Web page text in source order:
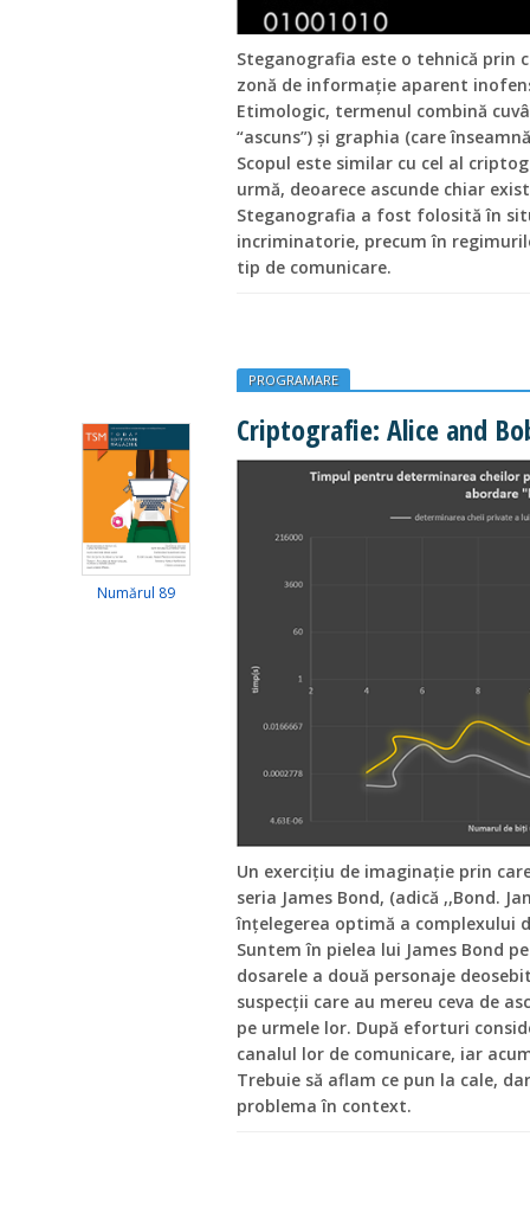
Steganografia este o tehnică prin
zonă de informație aparent
Etimologic, termenul combină
“ascuns”) și graphia (care
Scopul este similar cu cel al
urmă, deoarece ascunde chiar
Steganografia a fost folosită în
incriminatorie, precum în
tip de comunicare.
Numărul 89
PROGRAMARE
Criptografie: Alice and
Un exercițiu de imaginație prin
seria James Bond, (adică ,,Bond.
înțelegerea optimă a complexului
Suntem în pielea lui James Bond
dosarele a două personaje
suspecții care au mereu ceva de
pe urmele lor. După eforturi
canalul lor de comunicare, iar
Trebuie să aflam ce pun la cale,
problema în context.